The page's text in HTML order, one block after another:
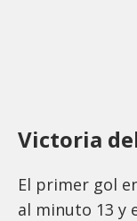
Victoria
El primer gol
al minuto 13 y